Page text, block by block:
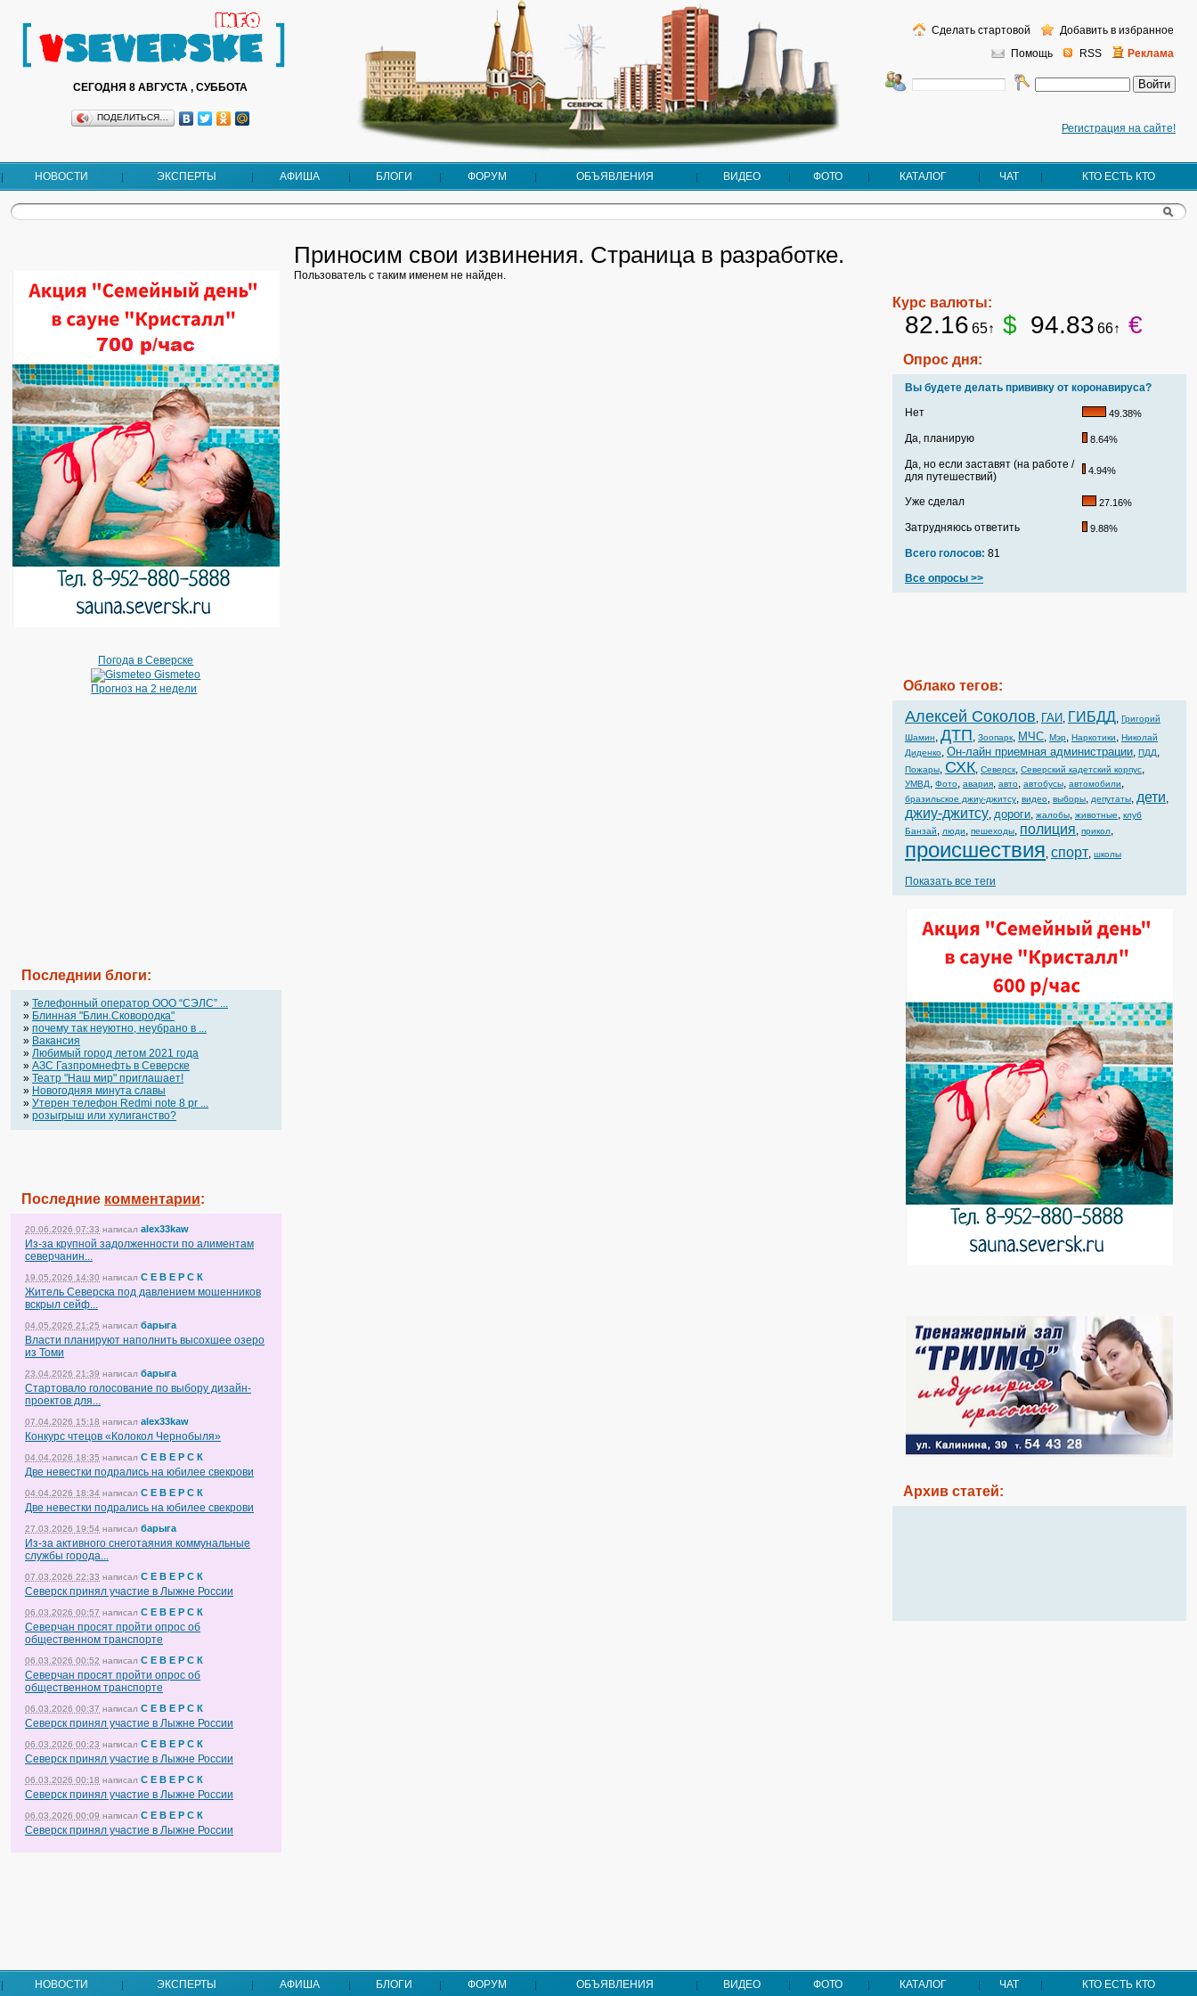
СЕГОДНЯ 8 АВГУСТА , СУББОТА
ПОДЕЛИТЬСЯ…
Регистрация на сайте!
Помощь RSS Реклама
Сделать стартовой Добавить в избранное
НОВОСТИ ЭКСПЕРТЫ АФИША БЛОГИ ФОРУМ ОБЪЯВЛЕНИЯ ВИДЕО ФОТО КАТАЛОГ ЧАТ КТО ЕСТЬ КТО
Погода в Северске
Gismeteo
Прогноз на 2 недели
Последнии блоги:
» Телефонный оператор OOO “СЭЛС” ...
» Блинная "Блин.Сковородка"
» почему так неуютно, неубрано в ...
» Вакансия
» Любимый город летом 2021 года
» АЗС Газпромнефть в Северске
» Театр "Наш мир" приглашает!
» Новогодняя минута славы
» Утерен телефон Redmi note 8 pr ...
» розыгрыш или хулиганство?
Последние комментарии:
20.06.2026 07:33 написал alex33kaw
Из-за крупной задолженности по алиментам
северчанин...
19.05.2026 14:30 написал С Е В Е Р С К
Житель Северска под давлением мошенников
вскрыл сейф...
04.05.2026 21:25 написал барыга
Власти планируют наполнить высохшее озеро
из Томи
23.04.2026 21:39 написал барыга
Стартовало голосование по выбору дизайн-
проектов для...
07.04.2026 15:18 написал alex33kaw
Конкурс чтецов «Колокол Чернобыля»
04.04.2026 18:35 написал С Е В Е Р С К
Две невестки подрались на юбилее свекрови
04.04.2026 18:34 написал С Е В Е Р С К
Две невестки подрались на юбилее свекрови
27.03.2026 19:54 написал барыга
Из-за активного снеготаяния коммунальные
службы города...
07.03.2026 22:33 написал С Е В Е Р С К
Северск принял участие в Лыжне России
06.03.2026 00:57 написал С Е В Е Р С К
Северчан просят пройти опрос об
общественном транспорте
06.03.2026 00:52 написал С Е В Е Р С К
Северчан просят пройти опрос об
общественном транспорте
06.03.2026 00:37 написал С Е В Е Р С К
Северск принял участие в Лыжне России
06.03.2026 00:23 написал С Е В Е Р С К
Северск принял участие в Лыжне России
06.03.2026 00:18 написал С Е В Е Р С К
Северск принял участие в Лыжне России
06.03.2026 00:09 написал С Е В Е Р С К
Северск принял участие в Лыжне России
Приносим свои извинения. Страница в разработке.
Пользователь с таким именем не найден.
Курс валюты:
82.16 65↑ $ 94.83 66↑ €
Опрос дня:
Вы будете делать прививку от коронавируса?
Нет
49.38%
Да, планирую 8.64%
Да, но если заставят (на работе /
для путешествий)
4.94%
Уже сделал 27.16%
Затрудняюсь ответить 9.88%
Всего голосов: 81
Все опросы >>
Облако тегов:
Алексей Соколов, ГАИ, ГИБДД, Григорий
Шамин, ДТП, Зоопарк, МЧС, Мэр, Наркотики, Николай
Диденко, Он-лайн приемная администрации, ПДД,
Пожары, СХК, Северск, Северский кадетский корпус,
УМВД, Фото, авария, авто, автобусы, автомобили,
бразильское джиу-джитсу, видео, выборы, депутаты, дети,
джиу-джитсу, дороги, жалобы, животные, клуб
Банзай, люди, пешеходы, полиция, прикол,
происшествия, спорт, школы
Показать все теги
Архив статей:
НОВОСТИ ЭКСПЕРТЫ АФИША БЛОГИ ФОРУМ ОБЪЯВЛЕНИЯ ВИДЕО ФОТО КАТАЛОГ ЧАТ КТО ЕСТЬ КТО